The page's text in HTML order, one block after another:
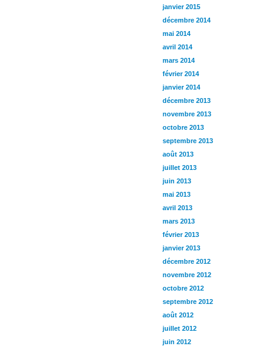
janvier 2015
décembre 2014
mai 2014
avril 2014
mars 2014
février 2014
janvier 2014
décembre 2013
novembre 2013
octobre 2013
septembre 2013
août 2013
juillet 2013
juin 2013
mai 2013
avril 2013
mars 2013
février 2013
janvier 2013
décembre 2012
novembre 2012
octobre 2012
septembre 2012
août 2012
juillet 2012
juin 2012